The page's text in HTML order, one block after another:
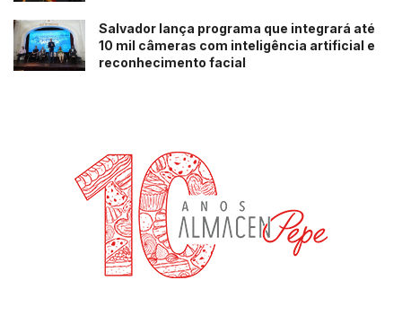
Salvador lança programa que integrará até
10 mil câmeras com inteligência artificial e
reconhecimento facial